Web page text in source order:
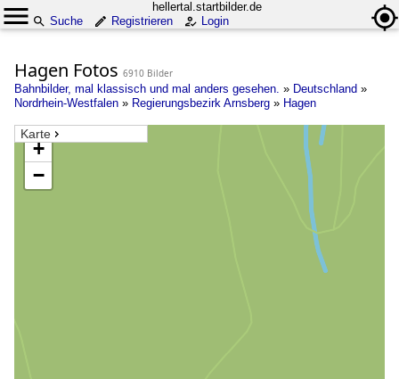
hellertal.startbilder.de
Suche
Registrieren Login
Hagen Fotos 6910 Bilder
Bahnbilder, mal klassisch und mal anders gesehen. » Deutschland »
Nordrhein-Westfalen » Regierungsbezirk Arnsberg » Hagen
Karte
+
−